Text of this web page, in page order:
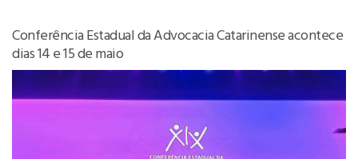
Conferência Estadual da Advocacia Catarinense acontece
dias 14 e 15 de maio